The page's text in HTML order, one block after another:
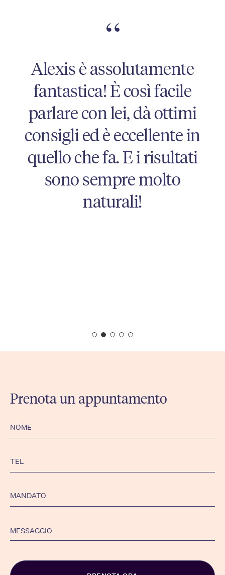
“
Alexis è assolutamente
fantastica! È così facile
parlare con lei, dà ottimi
consigli ed è eccellente in
quello che fa. E i risultati
sono sempre molto
naturali!
Prenota un appuntamento